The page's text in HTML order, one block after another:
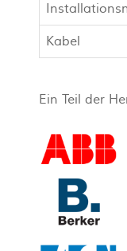
Kabel
Ein Teil der